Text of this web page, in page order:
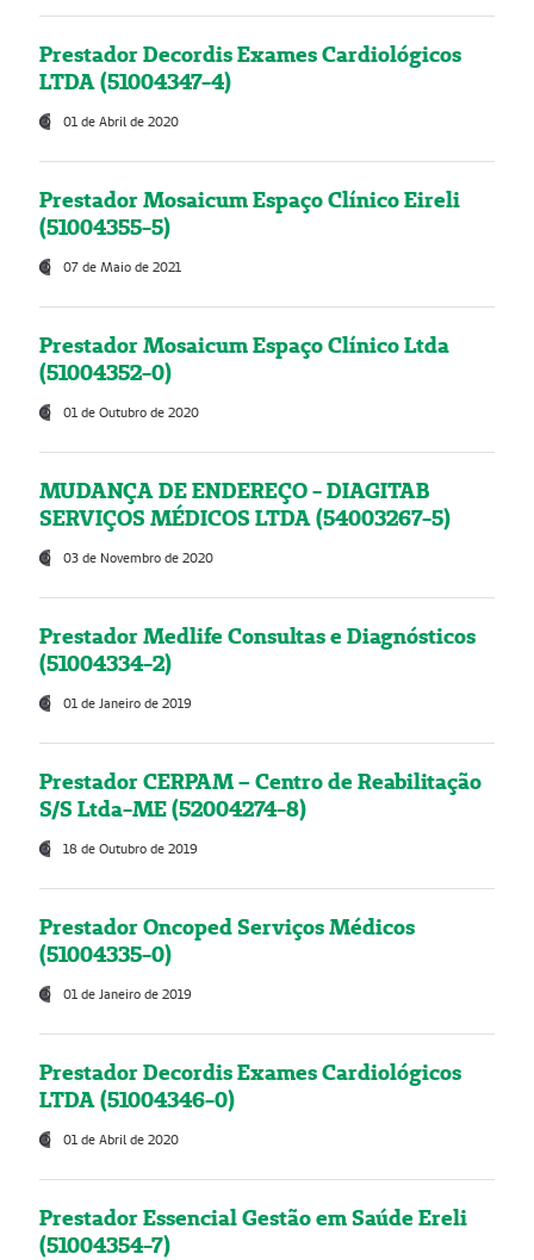
Prestador Decordis Exames Cardiológicos
LTDA (51004347-4)
01 de Abril de 2020
Prestador Mosaicum Espaço Clínico Eireli
(51004355-5)
07 de Maio de 2021
Prestador Mosaicum Espaço Clínico Ltda
(51004352-0)
01 de Outubro de 2020
MUDANÇA DE ENDEREÇO - DIAGITAB
SERVIÇOS MÉDICOS LTDA (54003267-5)
03 de Novembro de 2020
Prestador Medlife Consultas e Diagnósticos
(51004334-2)
01 de Janeiro de 2019
Prestador CERPAM – Centro de Reabilitação
S/S Ltda-ME (52004274-8)
18 de Outubro de 2019
Prestador Oncoped Serviços Médicos
(51004335-0)
01 de Janeiro de 2019
Prestador Decordis Exames Cardiológicos
LTDA (51004346-0)
01 de Abril de 2020
Prestador Essencial Gestão em Saúde Ereli
(51004354-7)